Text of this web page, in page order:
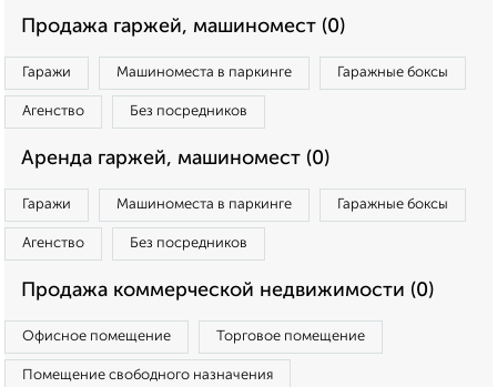
Продажа гаржей, машиномест (0)
Гаражи Машиноместа в паркинге Гаражные боксы
Агенство Без посредников
Аренда гаржей, машиномест (0)
Гаражи Машиноместа в паркинге Гаражные боксы
Агенство Без посредников
Продажа коммерческой недвижимости (0)
Офисное помещение Торговое помещение
Помещение свободного назначения